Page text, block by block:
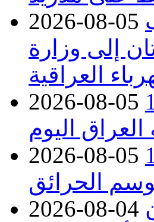
2026-08-05
إلى وزارة
العراقية
2026-08-05 أخطر
اليوم
2026-08-05 156
الحرائق
2026-08-04